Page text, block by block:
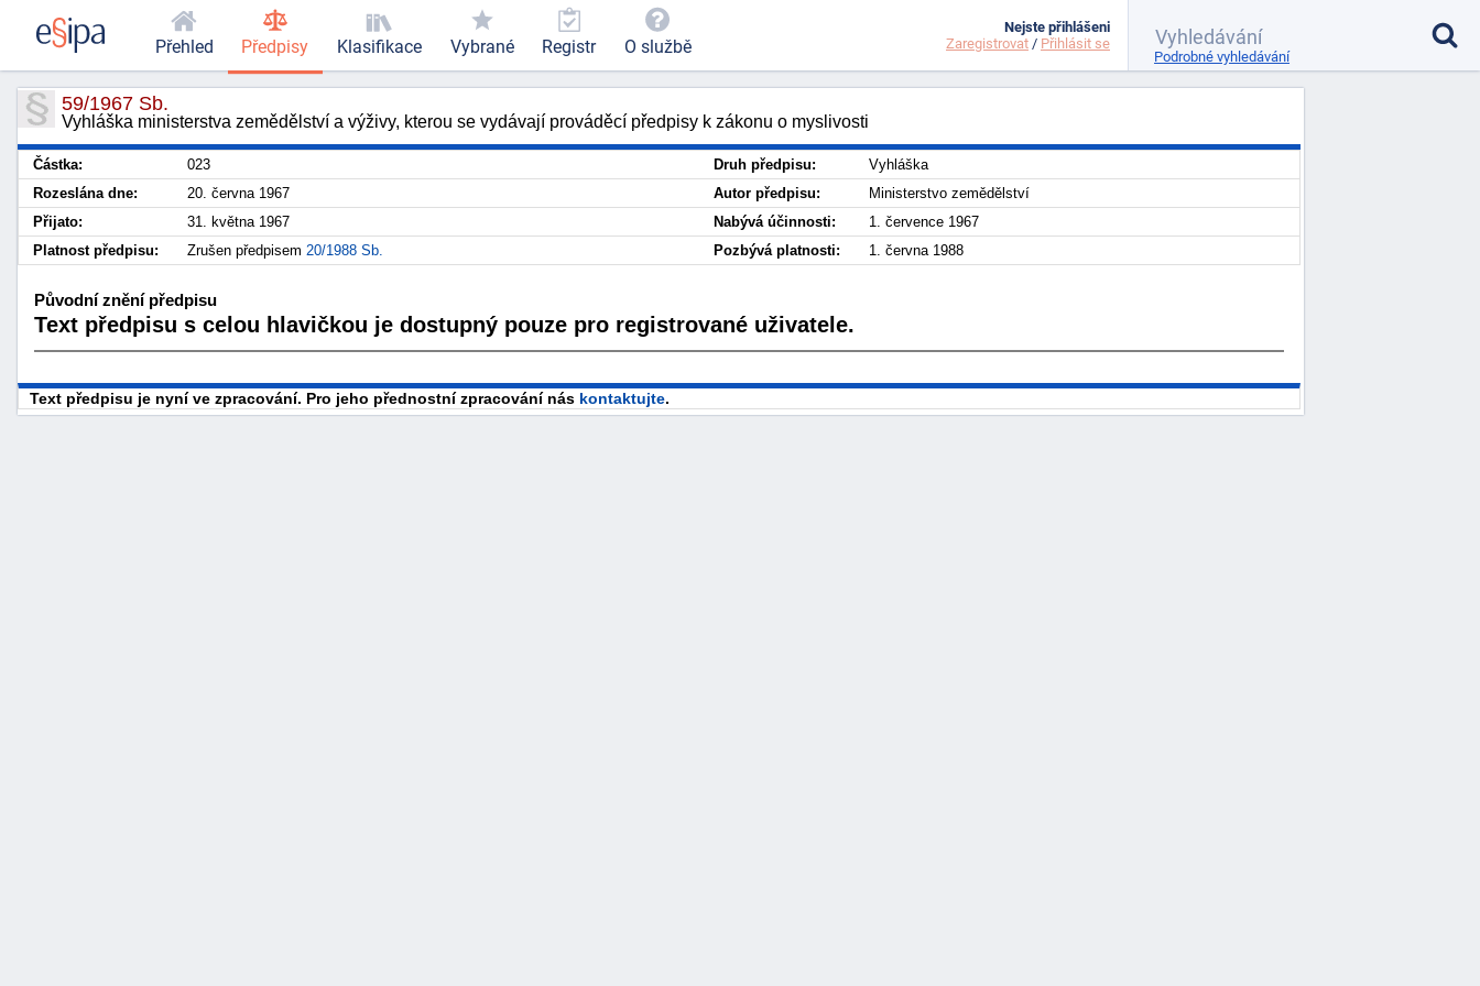
59/1967 Sb.
Vyhláška ministerstva zemědělství a výživy, kterou se vydávají prováděcí předpisy k zákonu o myslivosti
Částka: 023 Druh předpisu:
Vyhláška
Rozeslána dne:
20. června 1967 Autor předpisu:
Ministerstvo zemědělství
Přijato:
31. května 1967 Nabývá účinnosti:
1. července 1967
Platnost předpisu:
Zrušen předpisem 20/1988 Sb. Pozbývá platnosti: 1. června 1988
Původní znění předpisu
Text předpisu s celou hlavičkou je dostupný pouze pro registrované uživatele.
Text předpisu je nyní ve zpracování. Pro jeho přednostní zpracování nás kontaktujte.
Přehled Předpisy Klasifikace Vybrané Registr O službě
Nejste přihlášeni
Zaregistrovat / Přihlásit se
Podrobné vyhledávání